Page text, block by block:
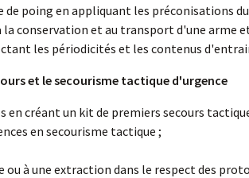
poing en appliquant les préconisations
conservation et au transport d'une arme
les périodicités et les contenus
et le secourisme tactique d'urgence
en créant un kit de premiers secours
en secourisme tactique ;
ou à une extraction dans le respect des